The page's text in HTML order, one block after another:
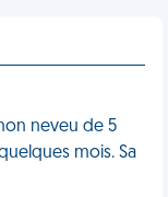
neveu de 5
mois. Sa